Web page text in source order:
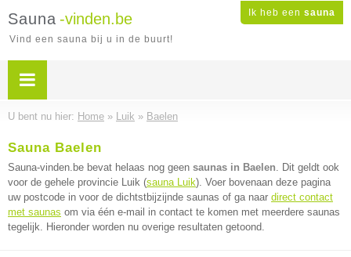
Ik heb een sauna
Sauna -vinden.be
Vind een sauna bij u in de buurt!
U bent nu hier: Home » Luik » Baelen
Sauna Baelen
Sauna-vinden.be bevat helaas nog geen saunas in Baelen. Dit geldt ook
voor de gehele provincie Luik (sauna Luik). Voer bovenaan deze pagina
uw postcode in voor de dichtstbijzijnde saunas of ga naar direct contact
met saunas om via één e-mail in contact te komen met meerdere saunas
tegelijk. Hieronder worden nu overige resultaten getoond.